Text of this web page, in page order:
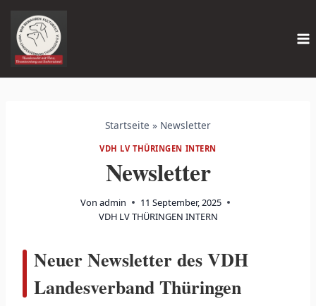
Inhalt
springen
Startseite » Newsletter
VDH LV THÜRINGEN INTERN
Newsletter
Von admin
11 September, 2025
VDH LV THÜRINGEN INTERN
Neuer Newsletter des VDH
Landesverband Thüringen